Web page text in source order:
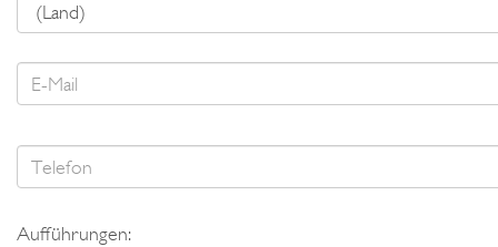
Aufführungen: